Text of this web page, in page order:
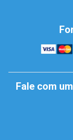
Fale com